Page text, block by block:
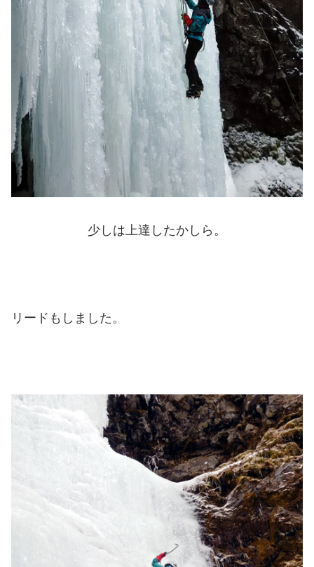
少しは上達したかしら。
リードもしました。